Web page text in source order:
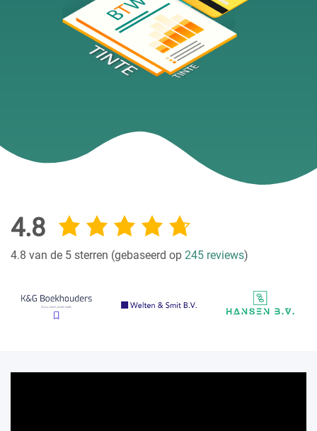
4.8
4.8 van de 5 sterren (gebaseerd op 245 reviews)